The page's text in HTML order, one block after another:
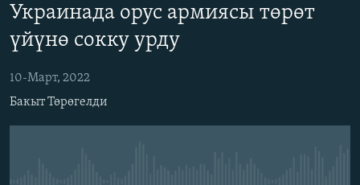
МАДАНИЯТ
ТВ ПРОГРАММАЛАР
БҮГҮН АЗАТТЫКТА
БИЗ ЖАНА ДҮЙНӨ
ДАНИСТЕ
ПОДКАСТ
Русский
YouTube
Украинада орус армиясы төрөт
үйүнө сокку урду
10-Март, 2022
Бакыт Төрөгелди